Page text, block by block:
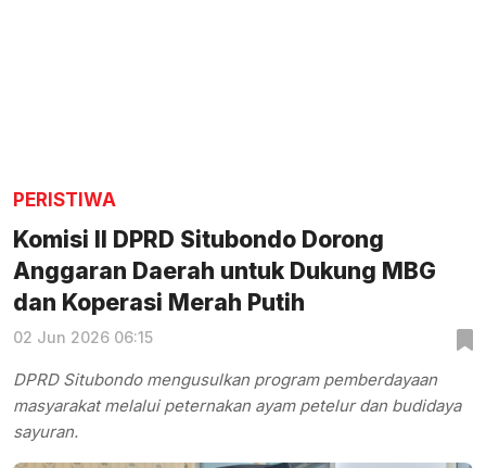
PERISTIWA
Komisi II DPRD Situbondo Dorong
Anggaran Daerah untuk Dukung MBG
dan Koperasi Merah Putih
02 Jun 2026 06:15
DPRD Situbondo mengusulkan program pemberdayaan
masyarakat melalui peternakan ayam petelur dan budidaya
sayuran.